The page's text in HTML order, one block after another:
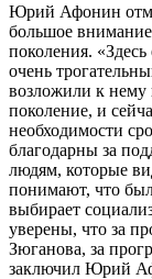
Юрий Афонин
большое
поколения.
очень
возложили к нему
поколение, и
необходимости
благодарны за
людям, которые
понимают, что
выбирает
уверены, что за
Зюганова, за
заключил Юрий